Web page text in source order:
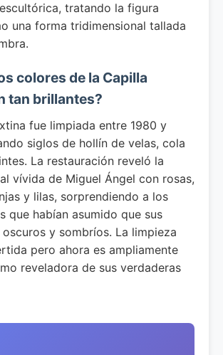
tratando la figura
una forma tridimensional tallada
colores de la Capilla
tan brillantes?
fue limpiada entre 1980 y
siglos de hollín de velas, cola
La restauración reveló la
vívida de Miguel Ángel con rosas,
y lilas, sorprendiendo a los
que habían asumido que sus
y sombríos. La limpieza
pero ahora es ampliamente
reveladora de sus verdaderas